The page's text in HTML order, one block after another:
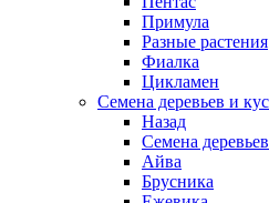
Примула
Разные растения
Фиалка
Цикламен
Семена деревьев и
Назад
Семена
Айва
Брусника